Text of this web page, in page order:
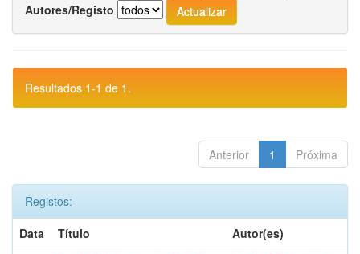
Autores/Registo
Resultados 1-1 de 1.
Anterior 1 Próxima
Registos:
Data
Título
Autor(es)